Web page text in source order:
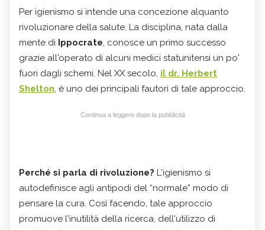
Per igienismo si intende una concezione alquanto
rivoluzionare della salute. La disciplina, nata dalla
mente di Ippocrate, conosce un primo successo
grazie all'operato di alcuni medici statunitensi un po'
fuori dagli schemi. Nel XX secolo, il dr. Herbert
Shelton, è uno dei principali fautori di tale approccio.
Continua a leggere dopo la pubblicità
Perché si parla di rivoluzione? L'igienismo si
autodefinisce agli antipodi del “normale” modo di
pensare la cura. Così facendo, tale approccio
promuove l'inutilità della ricerca, dell'utilizzo di